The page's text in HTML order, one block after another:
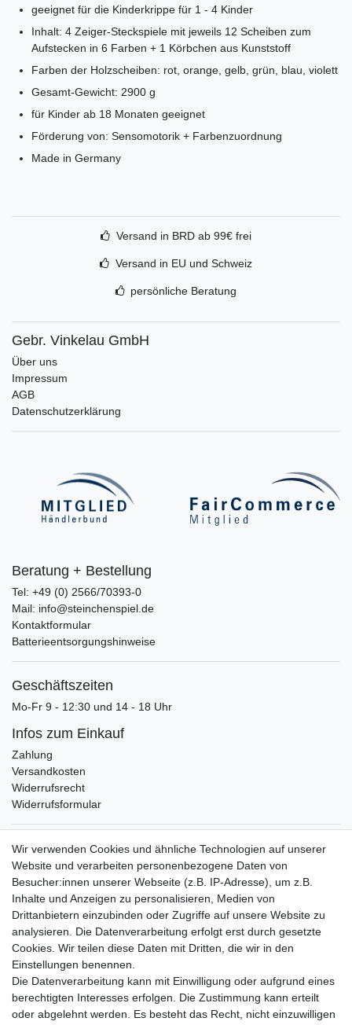
geeignet für die Kinderkrippe für 1 - 4 Kinder
Inhalt: 4 Zeiger-Steckspiele mit jeweils 12 Scheiben zum
Aufstecken in 6 Farben + 1 Körbchen aus Kunststoff
Farben der Holzscheiben: rot, orange, gelb, grün, blau, violett
Gesamt-Gewicht: 2900 g
für Kinder ab 18 Monaten geeignet
Förderung von: Sensomotorik + Farbenzuordnung
Made in Germany
Versand in BRD ab 99€ frei
Versand in EU und Schweiz
persönliche Beratung
Gebr. Vinkelau GmbH
Über uns
Impressum
AGB
Datenschutzerklärung
Beratung + Bestellung
Tel: +49 (0) 2566/70393-0
Mail: info@steinchenspiel.de
Kontaktformular
Batterieentsorgungshinweise
Geschäftszeiten
Mo-Fr 9 - 12:30 und 14 - 18 Uhr
Infos zum Einkauf
Zahlung
Versandkosten
Widerrufsrecht
Widerrufsformular
Verpackungslizenz
bei der Landbell AG
Zahlungsarten
Vorabüberweisung
Rechnungskauf
Zahlung bei Abholung
PayPal (inkl. Kreditkarten)
Wir verwenden Cookies und ähnliche Technologien auf unserer
Website und verarbeiten personenbezogene Daten von
Besucher:innen unserer Webseite (z.B. IP-Adresse), um z.B.
Inhalte und Anzeigen zu personalisieren, Medien von
Drittanbietern einzubinden oder Zugriffe auf unsere Website zu
analysieren. Die Datenverarbeitung erfolgt erst durch gesetzte
Cookies. Wir teilen diese Daten mit Dritten, die wir in den
Einstellungen benennen.
Die Datenverarbeitung kann mit Einwilligung oder aufgrund eines
berechtigten Interesses erfolgen. Die Zustimmung kann erteilt
oder abgelehnt werden. Es besteht das Recht, nicht einzuwilligen